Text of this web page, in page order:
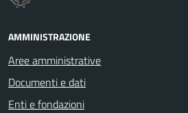
AMMINISTRAZIONE
Aree amministrative
Documenti e dati
Enti e fondazioni